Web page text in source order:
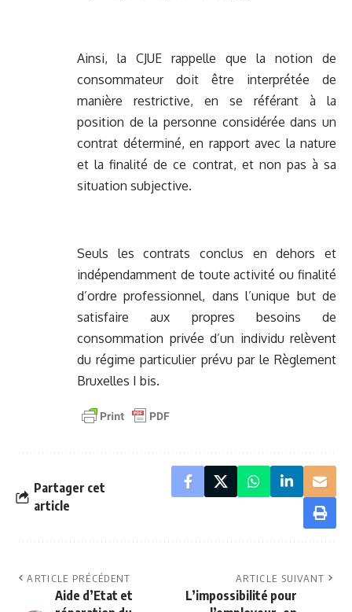
Ainsi, la CJUE rappelle que la notion de
consommateur doit être interprétée de
manière restrictive, en se référant à la
position de la personne considérée dans un
contrat déterminé, en rapport avec la nature
et la finalité de ce contrat, et non pas à sa
situation subjective.
Seuls les contrats conclus en dehors et
indépendamment de toute activité ou finalité
d’ordre professionnel, dans l’unique but de
satisfaire aux propres besoins de
consommation privée d’un individu relèvent
du régime particulier prévu par le Règlement
Bruxelles I bis.
Partager cet
article
ARTICLE PRÉCÉDENT
Aide d’Etat et
ARTICLE SUIVANT
L’impossibilité pour